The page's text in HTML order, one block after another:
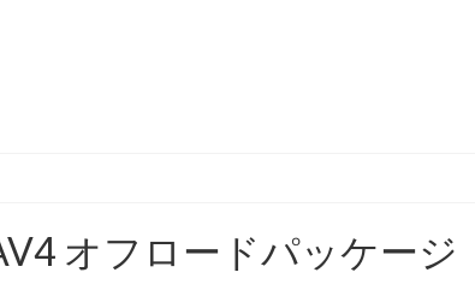
オフロードパッケー